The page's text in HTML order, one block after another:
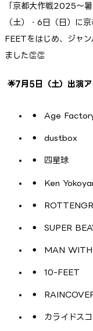
「京都大作戦2025～
（土）・6日（日）に
FEETをはじめ、ジャ
ました👏👏
🌟7月5日（土）出演ア
Age
dustbox
四星球
Ken
SUPER
MAN
10-FEET
カライドス